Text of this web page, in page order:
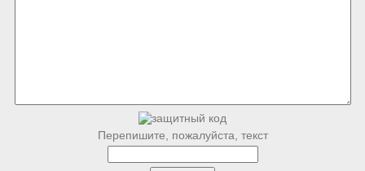
Перепишите, пожалуйста, текст